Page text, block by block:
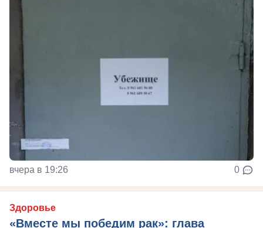
вчера в 19:26 0
Здоровье
«Вместе мы победим рак»: глава